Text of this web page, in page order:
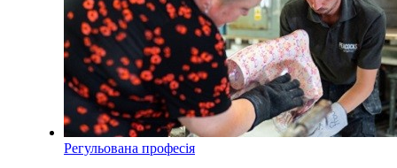
Регульована професія